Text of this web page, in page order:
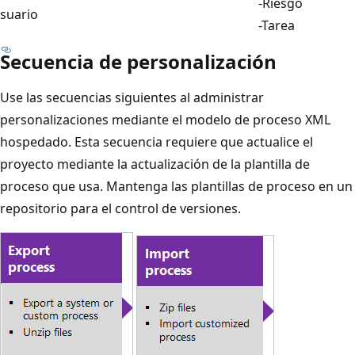
suario
-Tarea
Secuencia de personalización
Use las secuencias siguientes al administrar
personalizaciones mediante el modelo de proceso XML
hospedado. Esta secuencia requiere que actualice el
proyecto mediante la actualización de la plantilla de
proceso que usa. Mantenga las plantillas de proceso en un
repositorio para el control de versiones.